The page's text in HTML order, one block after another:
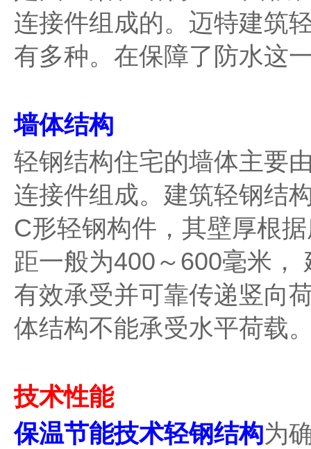
连接件组成的。迈特建筑
有多种。在保障了防水这
墙体结构
轻钢结构住宅的墙体主要
连接件组成。建筑轻钢结
C形轻钢构件，其壁厚根
距一般为400～600毫米，
有效承受并可靠传递竖向
体结构不能承受水平荷载
技术性能
保温节能技术轻钢结构为